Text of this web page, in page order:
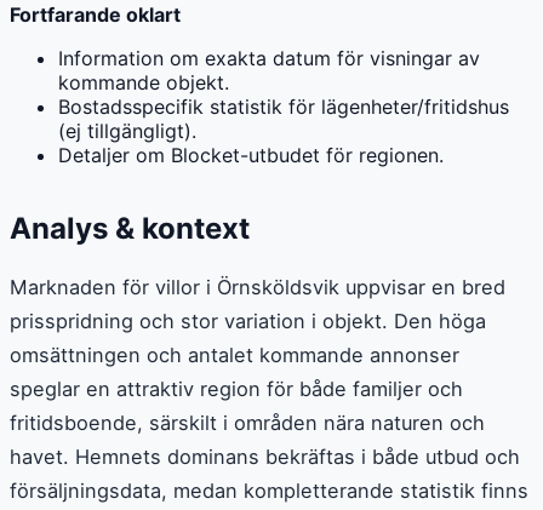
Fortfarande oklart
Information om exakta datum för visningar av
kommande objekt.
Bostadsspecifik statistik för lägenheter/fritidshus
(ej tillgängligt).
Detaljer om Blocket-utbudet för regionen.
Analys & kontext
Marknaden för villor i Örnsköldsvik uppvisar en bred
prisspridning och stor variation i objekt. Den höga
omsättningen och antalet kommande annonser
speglar en attraktiv region för både familjer och
fritidsboende, särskilt i områden nära naturen och
havet. Hemnets dominans bekräftas i både utbud och
försäljningsdata, medan kompletterande statistik finns